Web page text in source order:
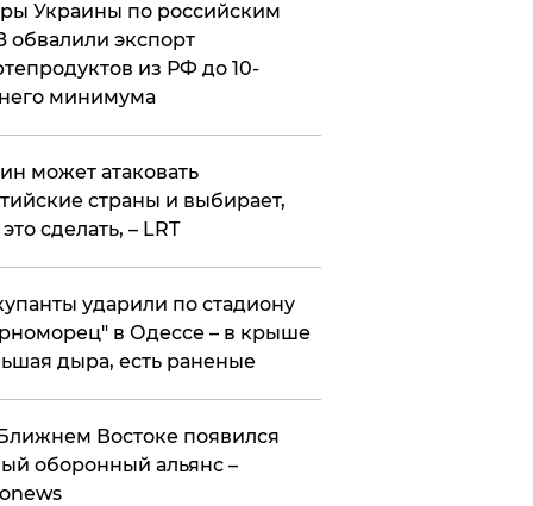
Украины по российским
обвалили экспорт
из РФ до 10-
минимума
может атаковать
страны и выбирает,
сделать, – LRT
ударили по стадиону
в Одессе – в крыше
дыра, есть раненые
Востоке появился
оборонный альянс –